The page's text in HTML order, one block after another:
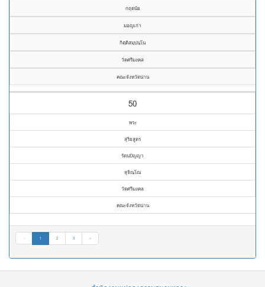
กฤตนัย
มอญเก่า
กิตฺติสมฺปนฺโน
วัดศรีมงคล
คณะจังหวัดน่าน
50
พระ
สุริยสูตร
รัตนปัญญา
สุจิณฺโณ
วัดศรีมงคล
คณะจังหวัดน่าน
« 1 2 3 »